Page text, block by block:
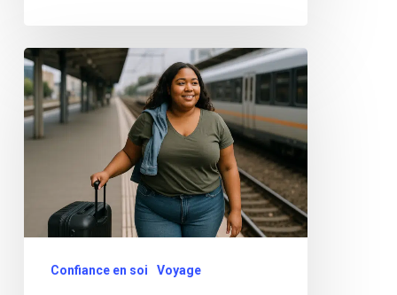
Voyager
avec
confiance
:
complet
Confiance en soi Voyage